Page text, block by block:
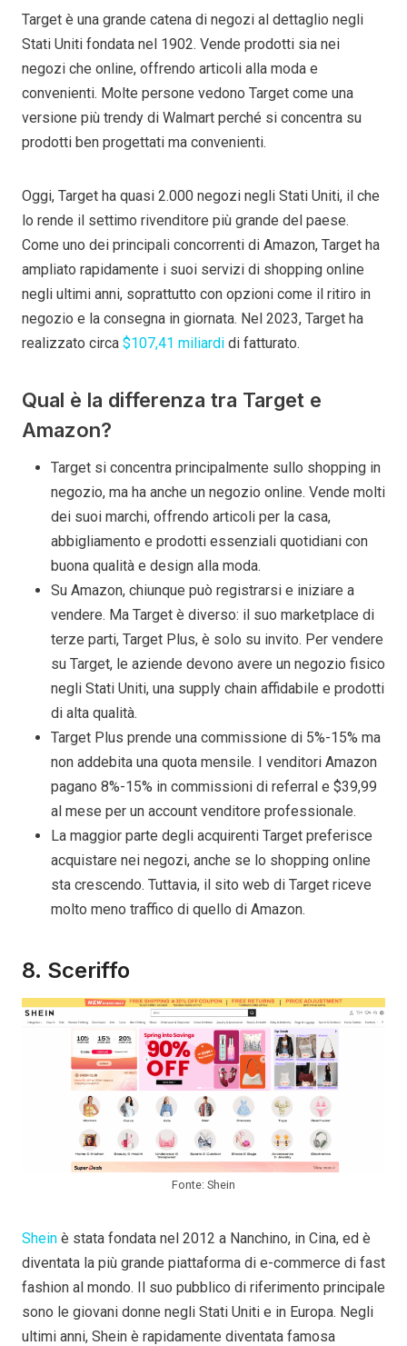
Target è una grande catena di negozi al dettaglio negli
Stati Uniti fondata nel 1902. Vende prodotti sia nei
negozi che online, offrendo articoli alla moda e
convenienti. Molte persone vedono Target come una
versione più trendy di Walmart perché si concentra su
prodotti ben progettati ma convenienti.
Oggi, Target ha quasi 2.000 negozi negli Stati Uniti, il che
lo rende il settimo rivenditore più grande del paese.
Come uno dei principali concorrenti di Amazon, Target ha
ampliato rapidamente i suoi servizi di shopping online
negli ultimi anni, soprattutto con opzioni come il ritiro in
negozio e la consegna in giornata. Nel 2023, Target ha
realizzato circa $107,41 miliardi di fatturato.
Qual è la differenza tra Target e
Amazon?
Target si concentra principalmente sullo shopping in
negozio, ma ha anche un negozio online. Vende molti
dei suoi marchi, offrendo articoli per la casa,
abbigliamento e prodotti essenziali quotidiani con
buona qualità e design alla moda.
Su Amazon, chiunque può registrarsi e iniziare a
vendere. Ma Target è diverso: il suo marketplace di
terze parti, Target Plus, è solo su invito. Per vendere
su Target, le aziende devono avere un negozio fisico
negli Stati Uniti, una supply chain affidabile e prodotti
di alta qualità.
Target Plus prende una commissione di 5%-15% ma
non addebita una quota mensile. I venditori Amazon
pagano 8%-15% in commissioni di referral e $39,99
al mese per un account venditore professionale.
La maggior parte degli acquirenti Target preferisce
acquistare nei negozi, anche se lo shopping online
sta crescendo. Tuttavia, il sito web di Target riceve
molto meno traffico di quello di Amazon.
8. Sceriffo
Fonte: Shein
Shein è stata fondata nel 2012 a Nanchino, in Cina, ed è
diventata la più grande piattaforma di e-commerce di fast
fashion al mondo. Il suo pubblico di riferimento principale
sono le giovani donne negli Stati Uniti e in Europa. Negli
ultimi anni, Shein è rapidamente diventata famosa